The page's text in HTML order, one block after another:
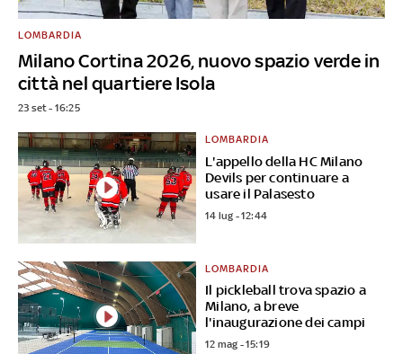
Milano Cortina 2026, nuovo spazio verde in
città nel quartiere Isola
LOMBARDIA
23 set - 16:25
L'appello della HC Milano
Devils per continuare a
usare il Palasesto
LOMBARDIA
14 lug - 12:44
Il pickleball trova spazio a
Milano, a breve
l'inaugurazione dei campi
LOMBARDIA
12 mag - 15:19